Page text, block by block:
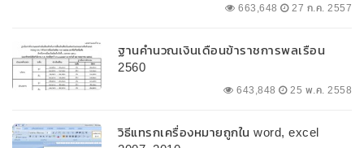
663,648 27 ก.ค. 2557
ฐานคำนวณเงินเดือนข้าราชการพลเรือน
2560
643,848 25 พ.ค. 2558
วิธีแทรกเครื่องหมายถูกใน word, excel